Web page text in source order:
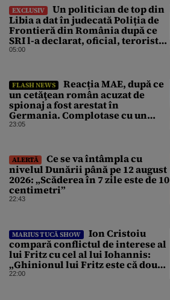
EXCLUSIV
Un politician de top din
Libia a dat în judecată Poliția de
Frontieră din România după ce
SRI l-a declarat, oficial, terorist
ISIS
05:00
FLASH NEWS
Reacția MAE, după ce
un cetăţean român acuzat de
spionaj a fost arestat în
Germania. Complotase cu un
ucrainean ca să asasineze un
23:05
ALERTĂ
Ce se va întâmpla cu
nivelul Dunării până pe 12 august
2026: „Scăderea în 7 zile este de 10
centimetri”
22:43
MARIUS TUCĂ SHOW
Ion Cristoiu
compară conflictul de interese al
lui Fritz cu cel al lui Iohannis:
„Ghinionul lui Fritz este că două
instanțe l-au declarat
22:00